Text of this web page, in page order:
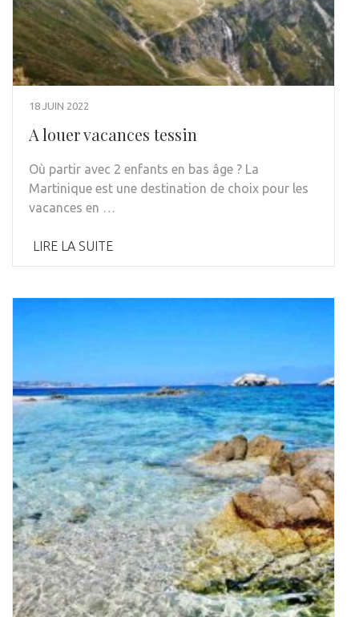
18 JUIN 2022
A louer vacances tessin
Où partir avec 2 enfants en bas âge ? La
Martinique est une destination de choix pour les
vacances en …
LIRE LA SUITE